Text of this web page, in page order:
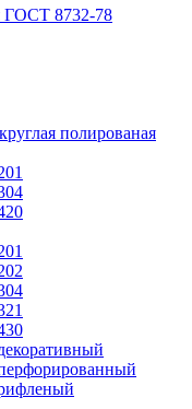
ГОСТ 8732-78
полированая